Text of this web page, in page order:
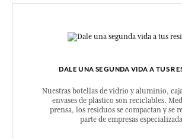
DALE UNA SEGUNDA VIDA A TUS
Nuestras botellas de vidrio y aluminio,
envases de plástico son reciclables.
prensa, los residuos se compactan y se
parte de empresas